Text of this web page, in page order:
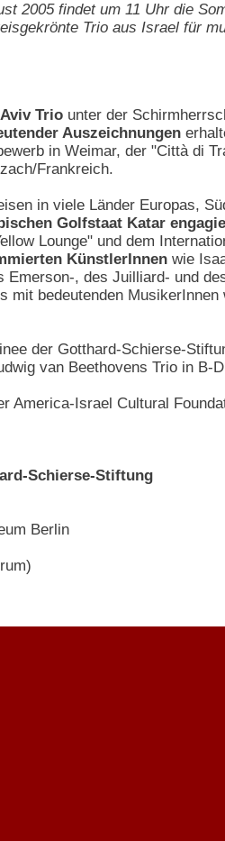
2005 findet um 11 Uhr die
Trio aus Israel für
Trio unter der
Auszeichnungen
in Weimar, der "Città di
Frankreich.
in viele Länder Europas,
Golfstaat Katar
Lounge" und dem
KünstlerInnen wie
Emerson-, des Juilliard- und
mit bedeutenden
der Gotthard-Schierse-
van Beethovens Trio in B-
America-Israel Cultural
Schierse-Stiftung
Berlin